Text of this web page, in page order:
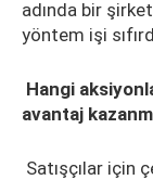
adında bir
yöntem işi
Hangi
avantaj
Satışçılar için